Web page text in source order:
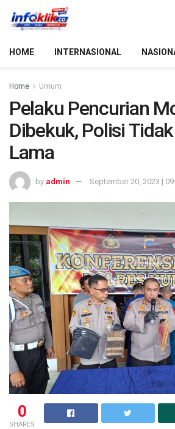
HOME INTERNASIONAL
Home Umum
Pelaku Pencurian
Dibekuk, Polisi
Lama
by admin September 20, 2023 |
0
SHARES